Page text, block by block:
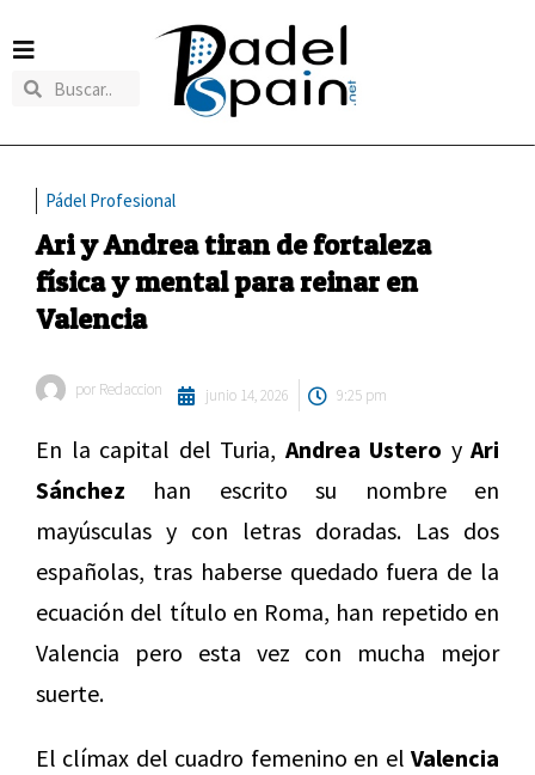
Pádel Profesional
Ari y Andrea tiran de fortaleza
física y mental para reinar en
Valencia
por Redaccion junio 14, 2026 9:25 pm
En la capital del Turia, Andrea Ustero y Ari
Sánchez han escrito su nombre en
mayúsculas y con letras doradas. Las dos
españolas, tras haberse quedado fuera de la
ecuación del título en Roma, han repetido en
Valencia pero esta vez con mucha mejor
suerte.
El clímax del cuadro femenino en el Valencia